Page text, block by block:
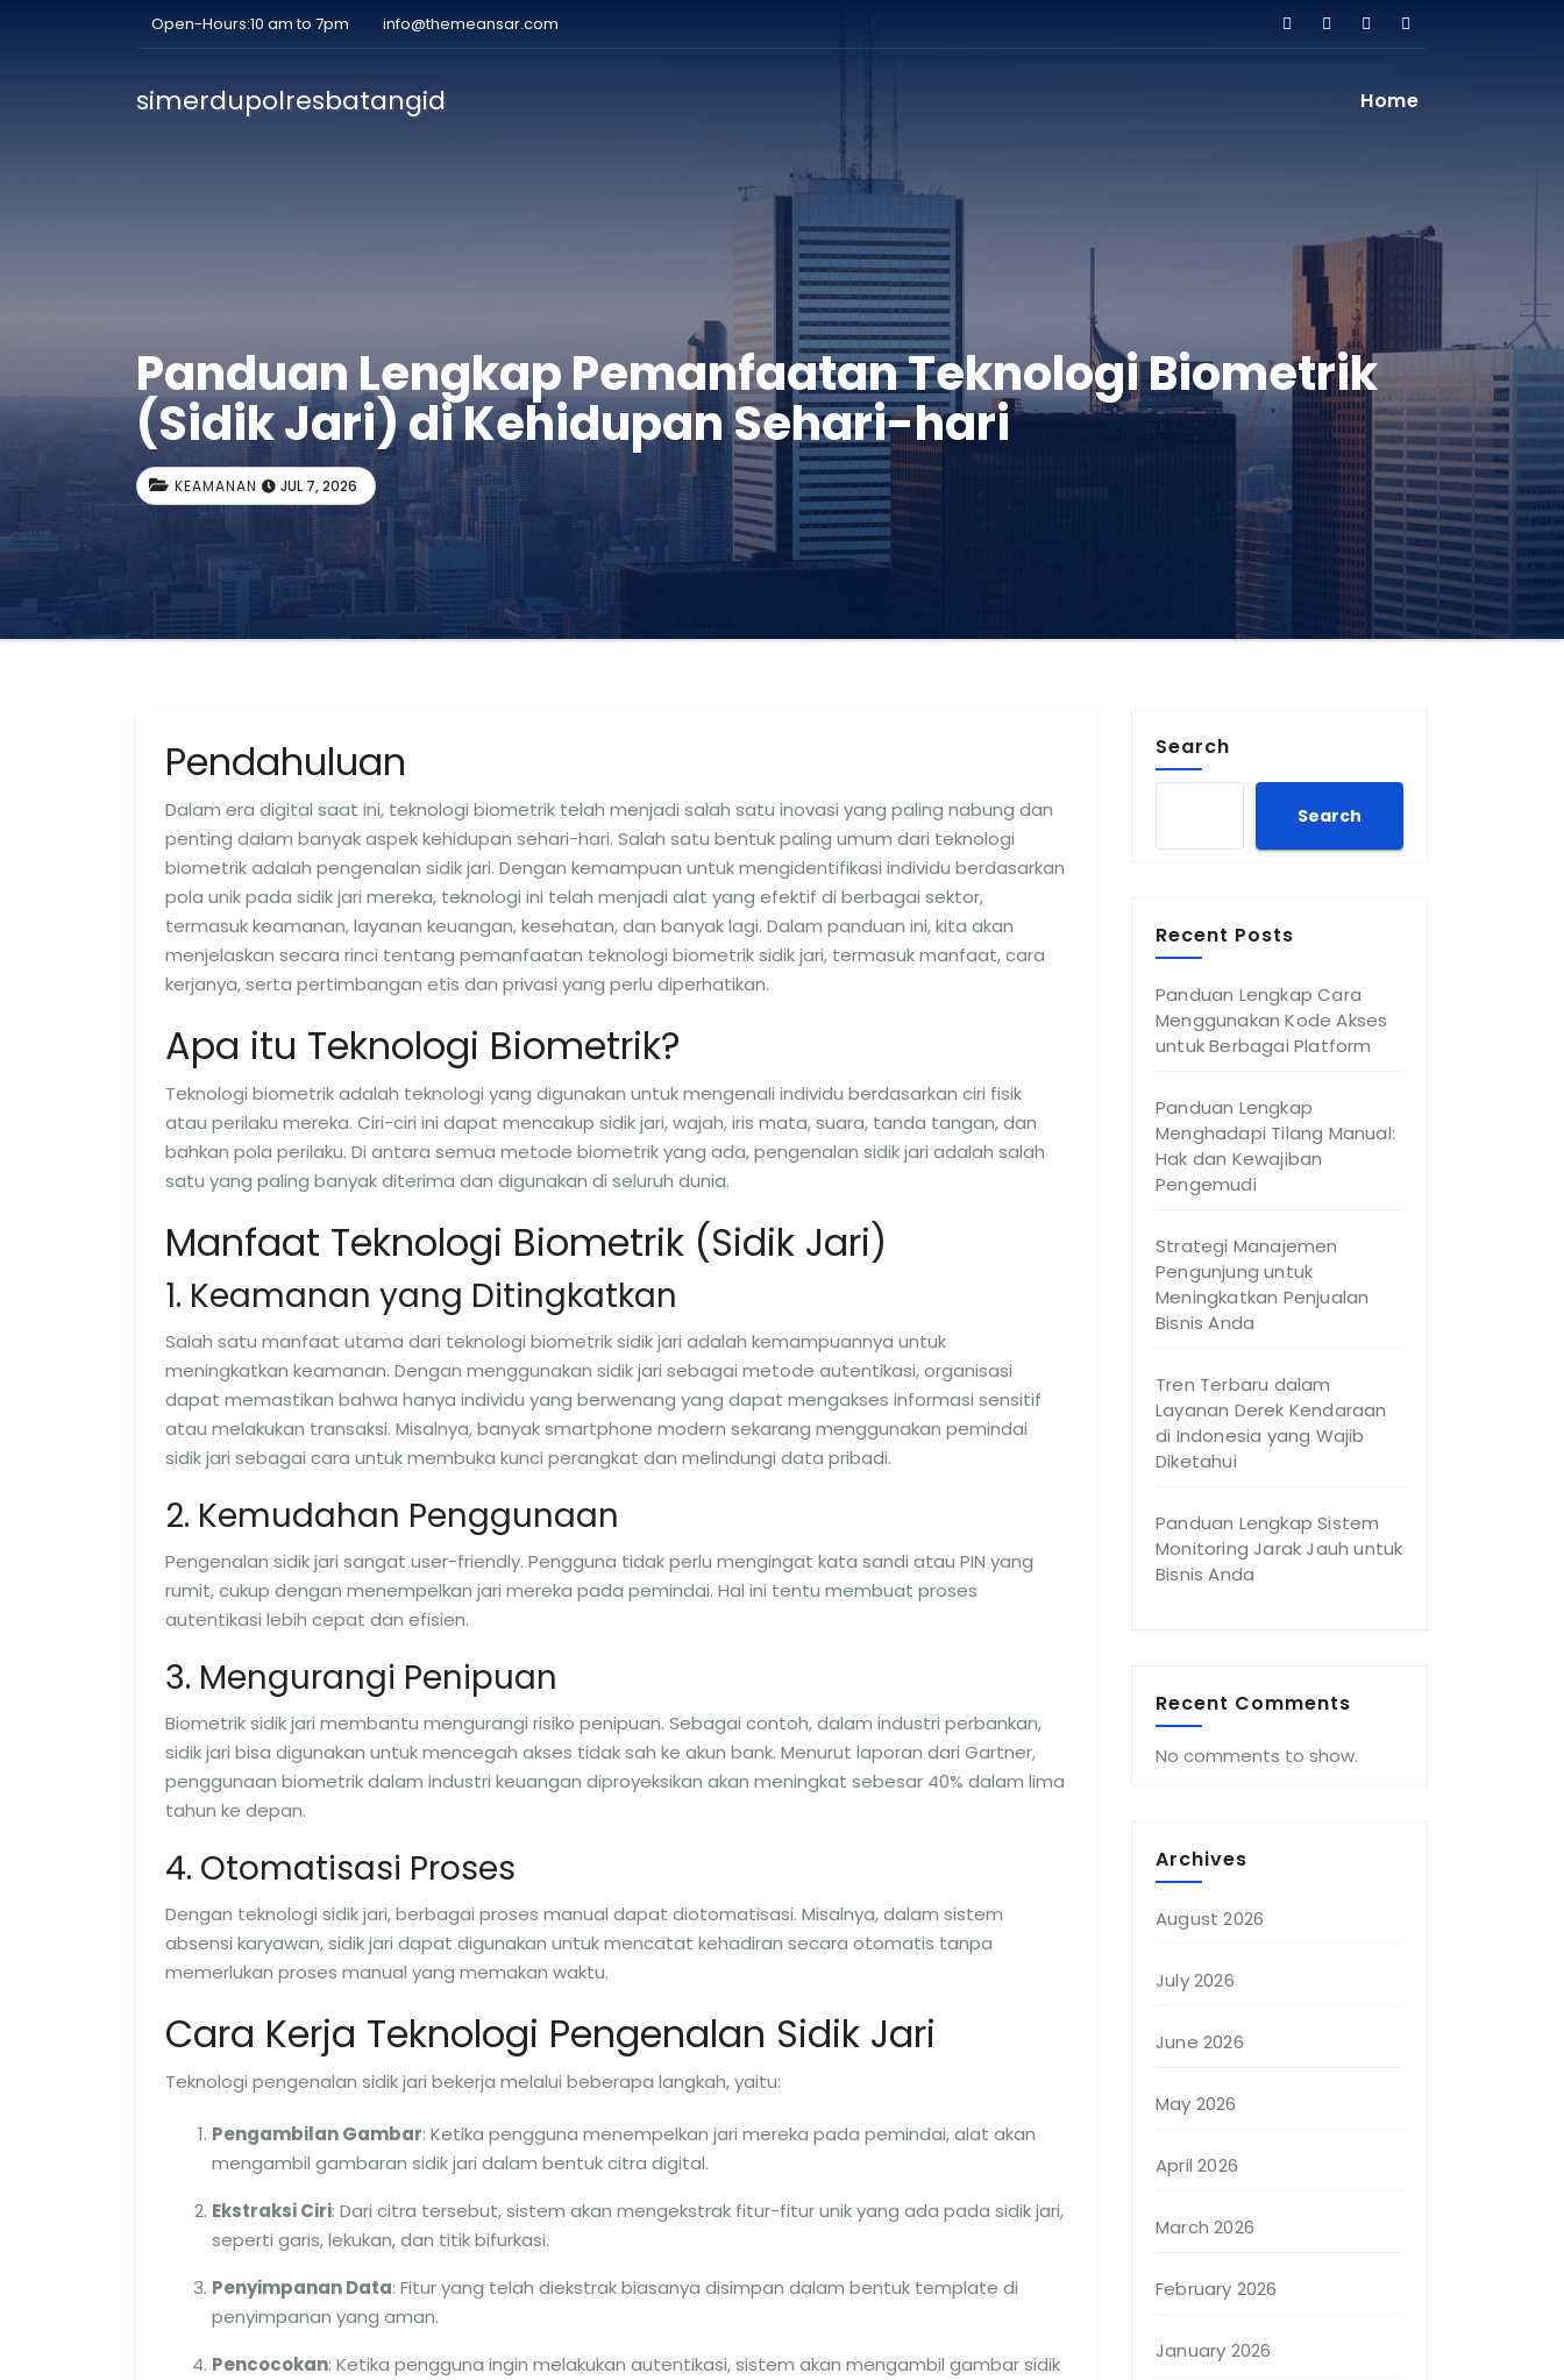
Open-Hours:10 am to 7pm info@themeansar.com
simerdupolresbatangid Home
Panduan Lengkap Pemanfaatan Teknologi Biometrik
(Sidik Jari) di Kehidupan Sehari-hari
KEAMANAN JUL 7, 2026
Pendahuluan
Dalam era digital saat ini, teknologi biometrik telah menjadi salah satu inovasi yang paling nabung dan
penting dalam banyak aspek kehidupan sehari-hari. Salah satu bentuk paling umum dari teknologi
biometrik adalah pengenalan sidik jari. Dengan kemampuan untuk mengidentifikasi individu berdasarkan
pola unik pada sidik jari mereka, teknologi ini telah menjadi alat yang efektif di berbagai sektor,
termasuk keamanan, layanan keuangan, kesehatan, dan banyak lagi. Dalam panduan ini, kita akan
menjelaskan secara rinci tentang pemanfaatan teknologi biometrik sidik jari, termasuk manfaat, cara
kerjanya, serta pertimbangan etis dan privasi yang perlu diperhatikan.
Apa itu Teknologi Biometrik?
Teknologi biometrik adalah teknologi yang digunakan untuk mengenali individu berdasarkan ciri fisik
atau perilaku mereka. Ciri-ciri ini dapat mencakup sidik jari, wajah, iris mata, suara, tanda tangan, dan
bahkan pola perilaku. Di antara semua metode biometrik yang ada, pengenalan sidik jari adalah salah
satu yang paling banyak diterima dan digunakan di seluruh dunia.
Manfaat Teknologi Biometrik (Sidik Jari)
1. Keamanan yang Ditingkatkan
Salah satu manfaat utama dari teknologi biometrik sidik jari adalah kemampuannya untuk
meningkatkan keamanan. Dengan menggunakan sidik jari sebagai metode autentikasi, organisasi
dapat memastikan bahwa hanya individu yang berwenang yang dapat mengakses informasi sensitif
atau melakukan transaksi. Misalnya, banyak smartphone modern sekarang menggunakan pemindai
sidik jari sebagai cara untuk membuka kunci perangkat dan melindungi data pribadi.
2. Kemudahan Penggunaan
Pengenalan sidik jari sangat user-friendly. Pengguna tidak perlu mengingat kata sandi atau PIN yang
rumit, cukup dengan menempelkan jari mereka pada pemindai. Hal ini tentu membuat proses
autentikasi lebih cepat dan efisien.
3. Mengurangi Penipuan
Biometrik sidik jari membantu mengurangi risiko penipuan. Sebagai contoh, dalam industri perbankan,
sidik jari bisa digunakan untuk mencegah akses tidak sah ke akun bank. Menurut laporan dari Gartner,
penggunaan biometrik dalam industri keuangan diproyeksikan akan meningkat sebesar 40% dalam lima
tahun ke depan.
4. Otomatisasi Proses
Dengan teknologi sidik jari, berbagai proses manual dapat diotomatisasi. Misalnya, dalam sistem
absensi karyawan, sidik jari dapat digunakan untuk mencatat kehadiran secara otomatis tanpa
memerlukan proses manual yang memakan waktu.
Cara Kerja Teknologi Pengenalan Sidik Jari
Teknologi pengenalan sidik jari bekerja melalui beberapa langkah, yaitu:
Pengambilan Gambar: Ketika pengguna menempelkan jari mereka pada pemindai, alat akan
mengambil gambaran sidik jari dalam bentuk citra digital.
Ekstraksi Ciri: Dari citra tersebut, sistem akan mengekstrak fitur-fitur unik yang ada pada sidik jari,
seperti garis, lekukan, dan titik bifurkasi.
Penyimpanan Data: Fitur yang telah diekstrak biasanya disimpan dalam bentuk template di
penyimpanan yang aman.
Pencocokan: Ketika pengguna ingin melakukan autentikasi, sistem akan mengambil gambar sidik
Search
Search
Recent Posts
Panduan Lengkap Cara
Menggunakan Kode Akses
untuk Berbagai Platform
Panduan Lengkap
Menghadapi Tilang Manual:
Hak dan Kewajiban
Pengemudi
Strategi Manajemen
Pengunjung untuk
Meningkatkan Penjualan
Bisnis Anda
Tren Terbaru dalam
Layanan Derek Kendaraan
di Indonesia yang Wajib
Diketahui
Panduan Lengkap Sistem
Monitoring Jarak Jauh untuk
Bisnis Anda
Recent Comments
No comments to show.
Archives
August 2026
July 2026
June 2026
May 2026
April 2026
March 2026
February 2026
January 2026